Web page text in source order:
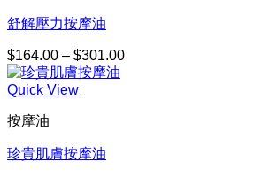
舒解壓力按摩油
$164.00 – $301.00價
Quick View
按摩油
珍貴肌膚按摩油